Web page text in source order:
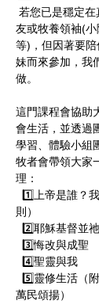
友或牧養領袖(
等)，但因著要
妹而來參加，我
做。
這門課程會協助
會生活，並透過
學習、體驗小組
牧者會帶領大家
理：
1️⃣上帝是誰？
則）
2️⃣耶穌基督並
3️⃣悔改與成聖
4️⃣聖靈與我
5️⃣靈修生活（
萬民頌揚）